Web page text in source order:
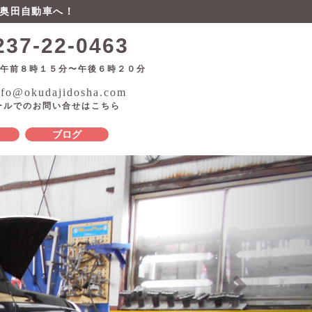
自動車へ！
22-0463
前８時１５分〜午後６時２０分
ルでのお問い合せはこちら
ブログ
Next